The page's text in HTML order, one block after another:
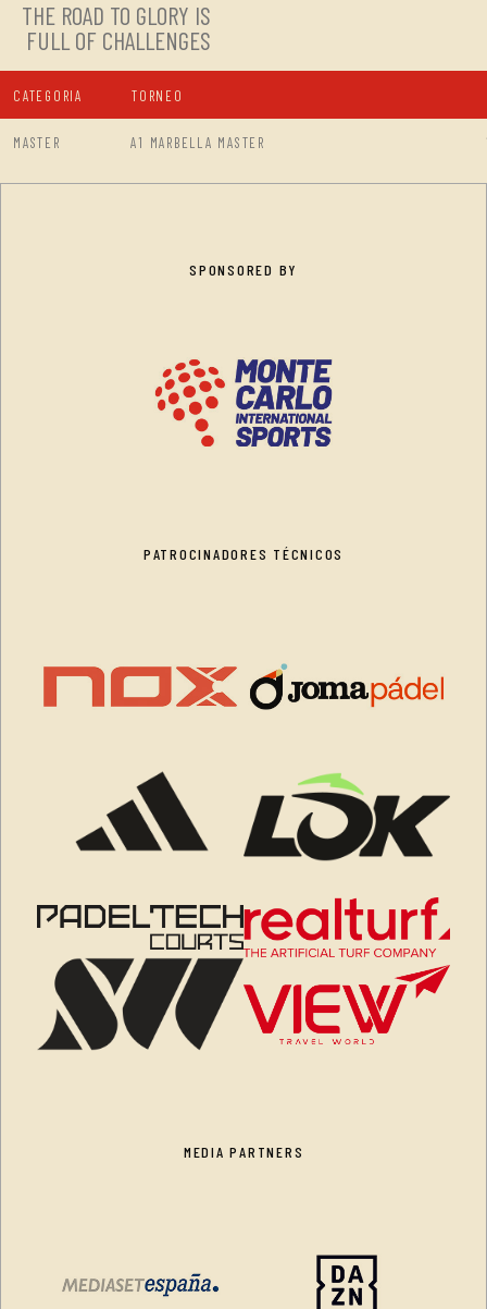
THE ROAD TO GLORY IS
FULL OF CHALLENGES
CATEGORIA TORNEO
MASTER A1 MARBELLA MASTER
SPONSORED BY
PATROCINADORES TÉCNICOS
MEDIA PARTNERS